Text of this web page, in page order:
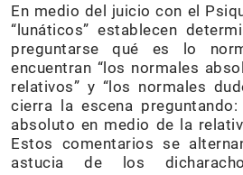
En medio del juicio con el
“lunáticos” establecen
preguntarse qué es lo
encuentran “los normales
relativos” y “los normales
cierra la escena
absoluto en medio de la
Estos comentarios se
astucia de los